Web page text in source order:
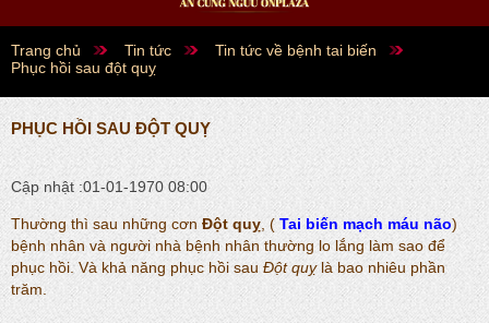
Trang chủ Tin tức
Tin tức về bệnh tai biến
Phục hồi sau đột quỵ
PHỤC HỒI SAU ĐỘT QUỴ
Cập nhật :01-01-1970 08:00
Thường thì sau những cơn Đột quỵ, ( Tai biến mạch máu não)
bệnh nhân và người nhà bệnh nhân thường lo lắng làm sao để
phục hồi. Và khả năng phục hồi sau Đột quỵlà bao nhiêu phần
trăm.